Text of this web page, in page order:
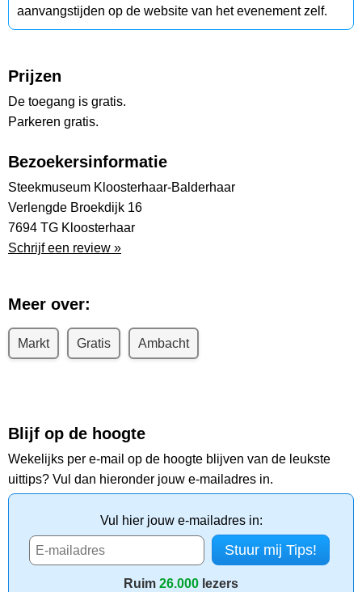
aanvangstijden op de website van het evenement zelf.
Prijzen
De toegang is gratis.
Parkeren gratis.
Bezoekersinformatie
Steekmuseum Kloosterhaar-Balderhaar
Verlengde Broekdijk 16
7694 TG Kloosterhaar
Schrijf een review »
Meer over:
Markt Gratis Ambacht
Blijf op de hoogte
Wekelijks per e-mail op de hoogte blijven van de leukste
uittips? Vul dan hieronder jouw e-mailadres in.
Vul hier jouw e-mailadres in:
Ruim 26.000 lezers